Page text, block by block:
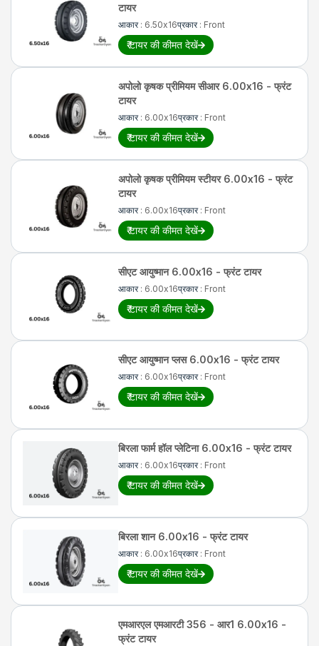
टायर
आकार : 6.50x16प्रकार : Front
₹टायर की कीमत देखें
अपोलो कृषक प्रीमियम सीआर 6.00x16 - फ्रंट
टायर
आकार : 6.00x16प्रकार : Front
₹टायर की कीमत देखें
अपोलो कृषक प्रीमियम स्टीयर 6.00x16 - फ्रंट
टायर
आकार : 6.00x16प्रकार : Front
₹टायर की कीमत देखें
सीएट आयुष्मान 6.00x16 - फ्रंट टायर
आकार : 6.00x16प्रकार : Front
₹टायर की कीमत देखें
सीएट आयुष्मान प्लस 6.00x16 - फ्रंट टायर
आकार : 6.00x16प्रकार : Front
₹टायर की कीमत देखें
बिरला फार्म हॉल प्लेटिना 6.00x16 - फ्रंट टायर
आकार : 6.00x16प्रकार : Front
₹टायर की कीमत देखें
बिरला शान 6.00x16 - फ्रंट टायर
आकार : 6.00x16प्रकार : Front
₹टायर की कीमत देखें
एमआरएल एमआरटी 356 - आर1 6.00x16 -
फ्रंट टायर